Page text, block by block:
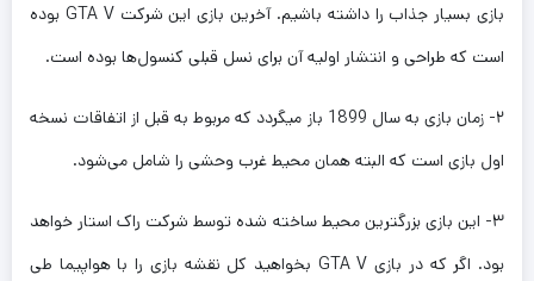
بازی بسیار جذاب را داشته باشیم. آخرین بازی این شرکت GTA V بوده
است که طراحی و انتشار اولیه آن برای نسل قبلی کنسول‌ها بوده است.
۲- زمان بازی به سال 1899 باز میگردد که مربوط به قبل از اتفاقات نسخه
اول بازی است که البته همان محیط غرب وحشی را شامل می‌شود.
۳- این بازی بزرگترین محیط ساخته شده توسط شرکت راک استار خواهد
بود. اگر که در بازی GTA V بخواهید کل نقشه بازی را با هواپیما طی